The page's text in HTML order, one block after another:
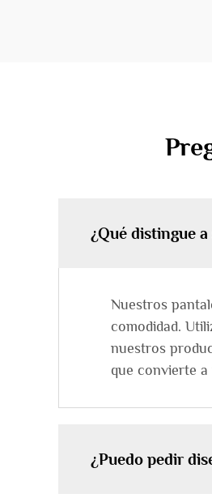
¿Qué distingue
Nuestros
comodidad.
nuestros
que convierte
¿Puedo pedir